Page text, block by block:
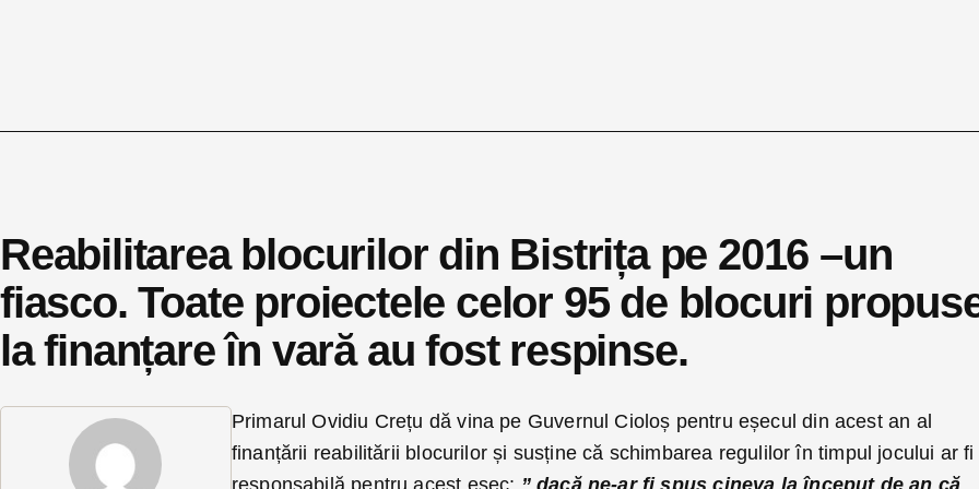
Reabilitarea blocurilor din Bistrița pe 2016 –un
fiasco. Toate proiectele celor 95 de blocuri
la finanțare în vară au fost respinse.
Primarul Ovidiu Crețu dă vina pe Guvernul Cioloș pentru eșecul din acest an al
finanțării reabilitării blocurilor și susține că schimbarea regulilor în timpul jocului ar fi
responsabilă pentru acest eșec: ” dacă ne-ar fi spus cineva la început de an că